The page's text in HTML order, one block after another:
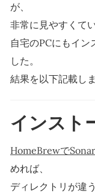
が、
非常に見やすくて
自宅のPCにもイン
した。
結果を以下記載しま
インスト
HomeBrewで
めれば、
ディレクトリが違